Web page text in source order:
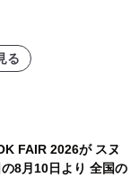
る
FAIR 2026が スヌ
8月10日より 全国の